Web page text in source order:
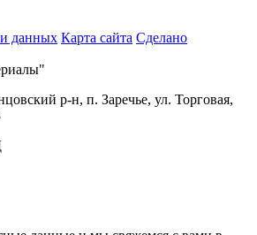
данных Карта сайта Сделано
р-н, п. Заречье, ул. Торговая,